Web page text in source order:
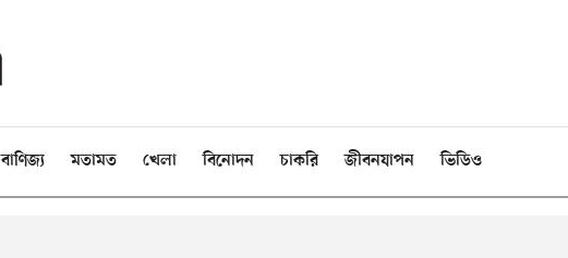
বাণিজ্য মতামত খেলা বিনোদন চাকরি জীবনযাপন ভিডিও